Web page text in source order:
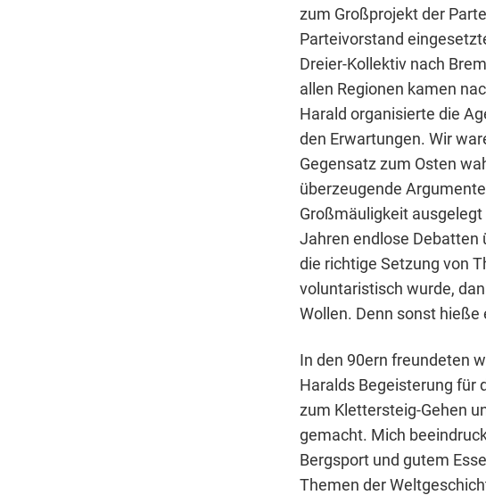
zum Großprojekt der
Parteivorstand
Dreier-Kollektiv nach
allen Regionen kamen
Harald organisierte die
den Erwartungen. Wir
Gegensatz zum Osten
überzeugende
Großmäuligkeit
Jahren endlose Debatten
die richtige Setzung von
voluntaristisch wurde,
Wollen. Denn sonst
In den 90ern freundeten
Haralds Begeisterung für
zum Klettersteig-Gehen
gemacht. Mich
Bergsport und gutem
Themen der